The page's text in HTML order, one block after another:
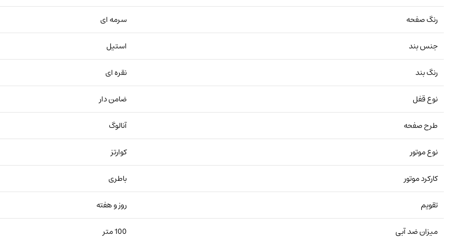
رنگ صفحه
سرمه ای
جنس بند
استیل
رنگ بند
نقره ای
نوع قفل
ضامن دار
طرح صفحه
آنالوگ
نوع موتور
کوارتز
کارکرد موتور
باطری
تقویم
روز و هفته
میزان ضد آبی
100 متر